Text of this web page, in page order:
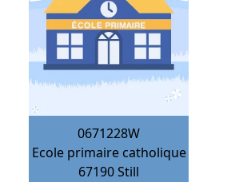
0671228W
Ecole primaire catholique
67190Still